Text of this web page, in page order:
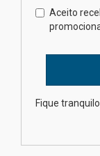
Aceito
Fique